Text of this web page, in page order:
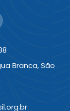
Branca, São